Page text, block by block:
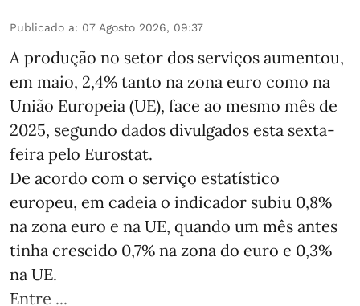
Publicado a: 07 Agosto 2026, 09:37
A produção no setor dos serviços aumentou,
em maio, 2,4% tanto na zona euro como na
União Europeia (UE), face ao mesmo mês de
2025, segundo dados divulgados esta sexta-
feira pelo Eurostat.
De acordo com o serviço estatístico
europeu, em cadeia o indicador subiu 0,8%
na zona euro e na UE, quando um mês antes
tinha crescido 0,7% na zona do euro e 0,3%
na UE.
Entre ...